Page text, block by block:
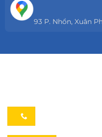
93 P. Nhổn, Xuân